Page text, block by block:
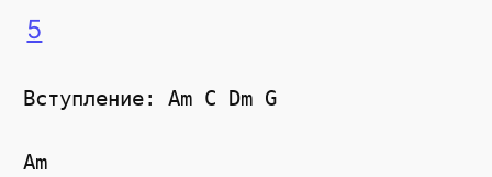
5
Вступление: Am C Dm G
Am